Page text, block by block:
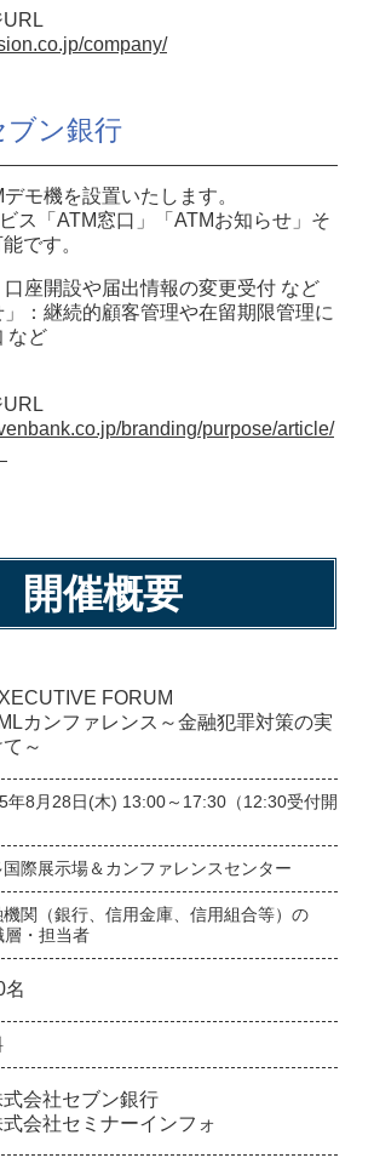
company/
ブン銀行
モ機を設置いたします。
ス「ATM窓口」「ATMお知らせ」そ
です。
口座開設や届出情報の変更受付 など
」：継続的顧客管理や在留期限管理に
など
branding/purpose/article/
開催概要
FORUM
レンス～金融犯罪対策の実
～
28日(木) 13:00～17:30（12:30受付開
示場＆カンファレンスセンター
（銀行、信用金庫、信用組合等）の
・担当者
名
セブン銀行
ミナーインフォ